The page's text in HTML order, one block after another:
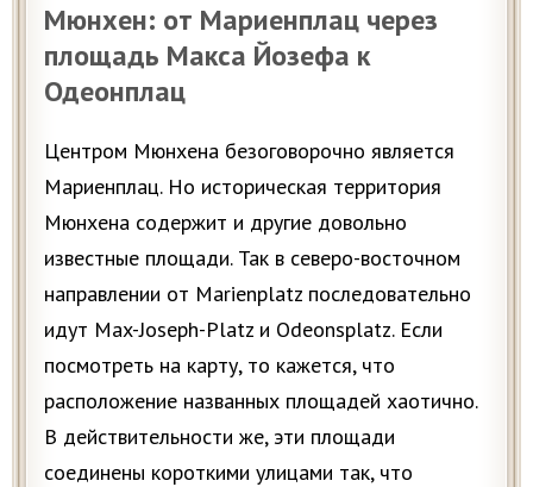
Мюнхен: от Мариенплац через
площадь Макса Йозефа к
Одеонплац
Центром Мюнхена безоговорочно является
Мариенплац. Но историческая территория
Мюнхена содержит и другие довольно
известные площади. Так в северо-восточном
направлении от Marienplatz последовательно
идут Max-Joseph-Platz и Odeonsplatz. Если
посмотреть на карту, то кажется, что
расположение названных площадей хаотично.
В действительности же, эти площади
соединены короткими улицами так, что